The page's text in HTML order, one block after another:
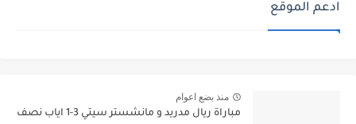
ادعم الموقع
منذ بضع اعوام
مباراة ريال مدريد و مانشستر سيتي 3-1 اياب نصف